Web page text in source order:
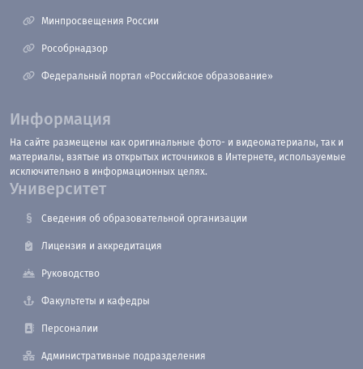
Минпросвещения России
Рособрнадзор
Федеральный портал «Российское образование»
Информация
На сайте размещены как оригинальные фото- и видеоматериалы, так и
материалы, взятые из открытых источников в Интернете, используемые
исключительно в информационных целях.
Университет
Сведения об образовательной организации
Лицензия и аккредитация
Руководство
Факультеты и кафедры
Персоналии
Административные подразделения